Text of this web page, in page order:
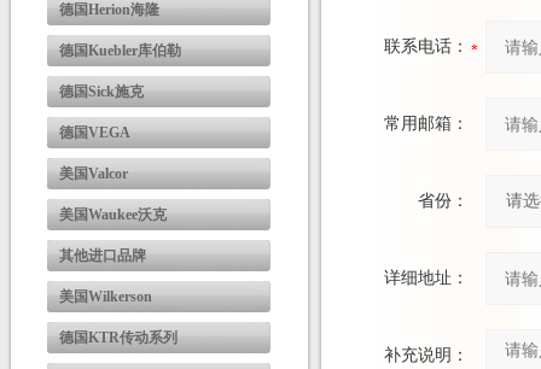
德国Herion海隆
德国Kuebler库伯勒
德国Sick施克
德国VEGA
美国Valcor
美国Waukee沃克
其他进口品牌
美国Wilkerson
德国KTR传动系列
联系电话：
常用邮箱：
省份：
详细地址：
补充说明：